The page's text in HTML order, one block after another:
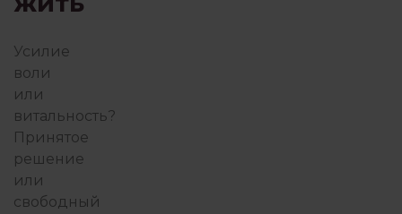
Усилие
воли
или
витальность?
Принятое
решение
или
свободный